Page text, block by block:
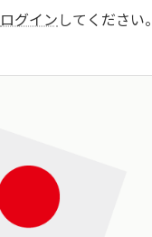
ログイン してください。